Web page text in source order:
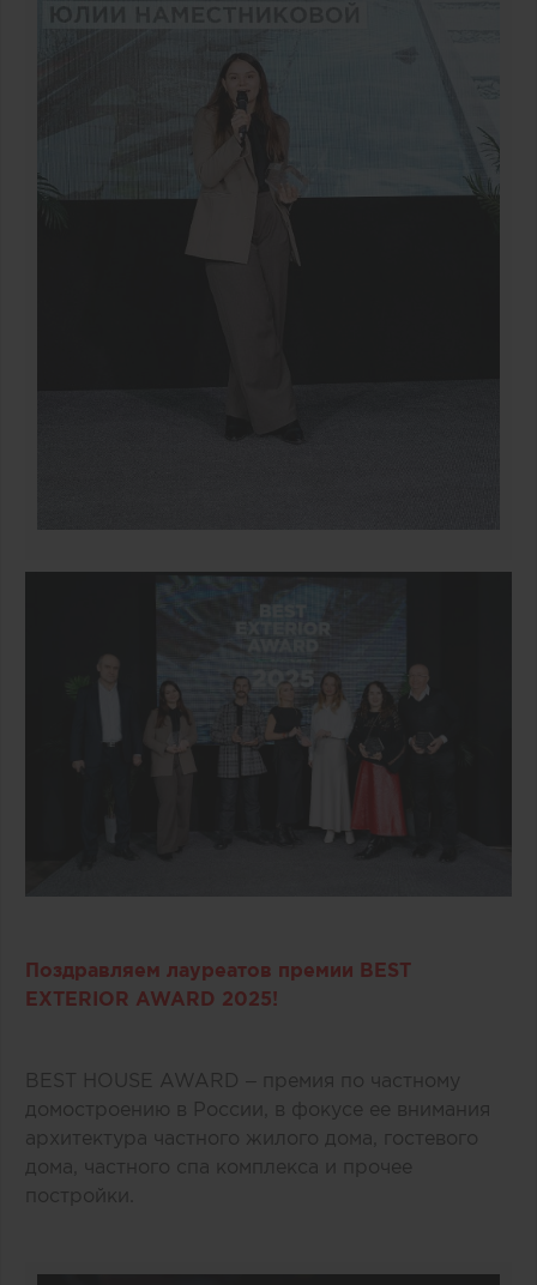
Поздравляем лауреатов премии BEST
EXTERIOR AWARD 2025!
BEST HOUSE AWARD – премия по частному
домостроению в России, в фокусе ее внимания
архитектура частного жилого дома, гостевого
дома, частного спа комплекса и прочее
постройки.